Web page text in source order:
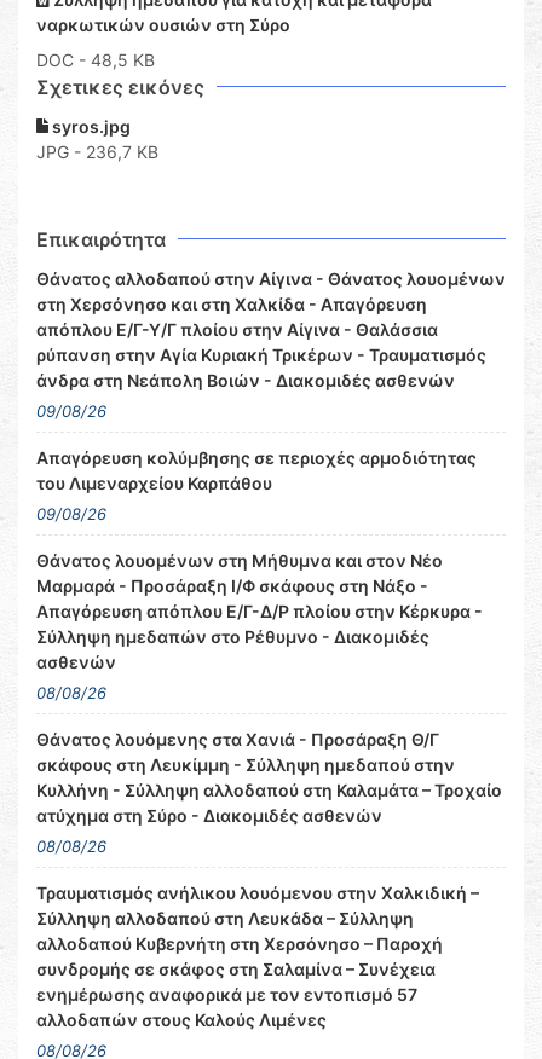
ναρκωτικών ουσιών στη Σύρο
DOC - 48,5 KB
Σχετικες εικόνες
syros.jpg
JPG - 236,7 KB
Επικαιρότητα
Θάνατος αλλοδαπού στην Αίγινα - Θάνατος λουομένων
στη Χερσόνησο και στη Χαλκίδα - Απαγόρευση
απόπλου Ε/Γ-Υ/Γ πλοίου στην Αίγινα - Θαλάσσια
ρύπανση στην Αγία Κυριακή Τρικέρων - Τραυματισμός
άνδρα στη Νεάπολη Βοιών - Διακομιδές ασθενών
09/08/26
Απαγόρευση κολύμβησης σε περιοχές αρμοδιότητας
του Λιμεναρχείου Καρπάθου
09/08/26
Θάνατος λουομένων στη Μήθυμνα και στον Νέο
Μαρμαρά - Προσάραξη Ι/Φ σκάφους στη Νάξο -
Απαγόρευση απόπλου Ε/Γ-Δ/Ρ πλοίου στην Κέρκυρα -
Σύλληψη ημεδαπών στο Ρέθυμνο - Διακομιδές
ασθενών
08/08/26
Θάνατος λουόμενης στα Χανιά - Προσάραξη Θ/Γ
σκάφους στη Λευκίμμη - Σύλληψη ημεδαπού στην
Κυλλήνη - Σύλληψη αλλοδαπού στη Καλαμάτα – Τροχαίο
ατύχημα στη Σύρο - Διακομιδές ασθενών
08/08/26
Τραυματισμός ανήλικου λουόμενου στην Χαλκιδική –
Σύλληψη αλλοδαπού στη Λευκάδα – Σύλληψη
αλλοδαπού Κυβερνήτη στη Χερσόνησο – Παροχή
συνδρομής σε σκάφος στη Σαλαμίνα – Συνέχεια
ενημέρωσης αναφορικά με τον εντοπισμό 57
αλλοδαπών στους Καλούς Λιμένες
08/08/26